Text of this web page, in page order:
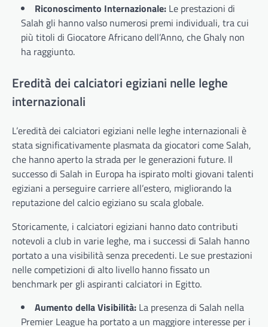
Riconoscimento Internazionale: Le prestazioni di
Salah gli hanno valso numerosi premi individuali, tra cui
più titoli di Giocatore Africano dell’Anno, che Ghaly non
ha raggiunto.
Eredità dei calciatori egiziani nelle leghe
internazionali
L’eredità dei calciatori egiziani nelle leghe internazionali è
stata significativamente plasmata da giocatori come Salah,
che hanno aperto la strada per le generazioni future. Il
successo di Salah in Europa ha ispirato molti giovani talenti
egiziani a perseguire carriere all’estero, migliorando la
reputazione del calcio egiziano su scala globale.
Storicamente, i calciatori egiziani hanno dato contributi
notevoli a club in varie leghe, ma i successi di Salah hanno
portato a una visibilità senza precedenti. Le sue prestazioni
nelle competizioni di alto livello hanno fissato un
benchmark per gli aspiranti calciatori in Egitto.
Aumento della Visibilità: La presenza di Salah nella
Premier League ha portato a un maggiore interesse per i